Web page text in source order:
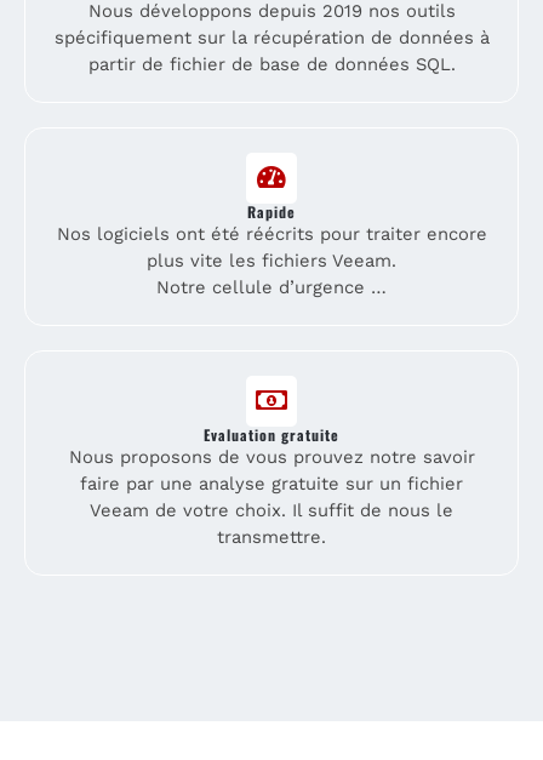
Nous développons depuis 2019 nos outils
spécifiquement sur la récupération de données à
partir de fichier de base de données SQL.
Rapide
Nos logiciels ont été réécrits pour traiter encore
plus vite les fichiers Veeam.
Notre cellule d’urgence …
Evaluation gratuite
Nous proposons de vous prouvez notre savoir
faire par une analyse gratuite sur un fichier
Veeam de votre choix. Il suffit de nous le
transmettre.